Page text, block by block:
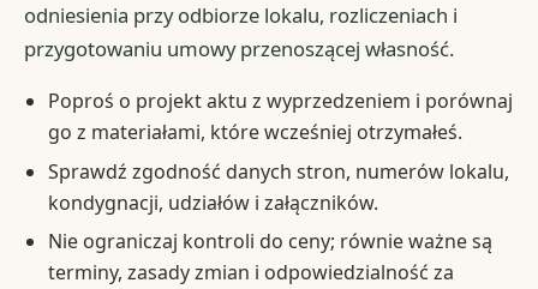
odniesienia przy odbiorze lokalu, rozliczeniach i
przygotowaniu umowy przenoszącej własność.
Poproś o projekt aktu z wyprzedzeniem i porównaj
go z materiałami, które wcześniej otrzymałeś.
Sprawdź zgodność danych stron, numerów lokalu,
kondygnacji, udziałów i załączników.
Nie ograniczaj kontroli do ceny; równie ważne są
terminy, zasady zmian i odpowiedzialność za